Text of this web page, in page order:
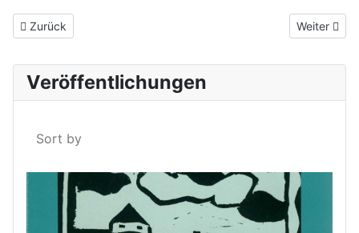
Vorheriger Beitrag: Die Filialkirche in Enzersdorf
Zurück Nächster
Weiter
Veröffentlichungen
Sort by